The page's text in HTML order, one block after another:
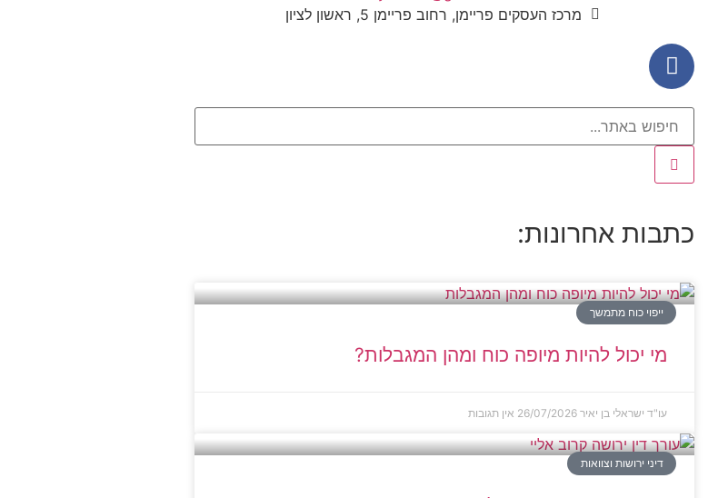
מרכז העסקים פריימן, רחוב פריימן 5, ראשון לציון
כתבות אחרונות:
ייפוי כוח מתמשך
מי יכול להיות מיופה כוח ומהן המגבלות?
עו"ד ישראלי בן יאיר 26/07/2026 אין תגובות
דיני ירושות וצוואות